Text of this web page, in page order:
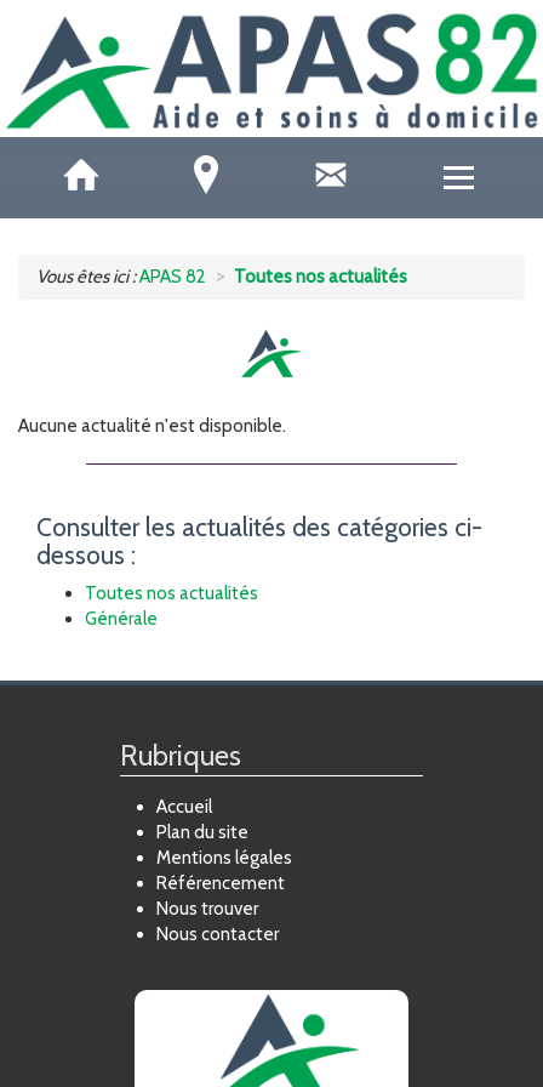
SOINS ET SANTÉ
RECRUTEMENT
Vous êtes ici :APAS 82 Toutes nos actualités
Aucune actualité n'est disponible.
Consulter les actualités des catégories ci-
dessous :
Toutes nos actualités
Générale
Rubriques
Accueil
Plan du site
Mentions légales
Référencement
Nous trouver
Nous contacter